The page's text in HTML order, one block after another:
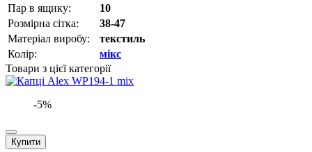
Пар в ящику:
10
Розмірна сітка:
38-47
Матеріал виробу:
текстиль
Колір:
мікс
Товари з цієї категорії
-5%
Купити